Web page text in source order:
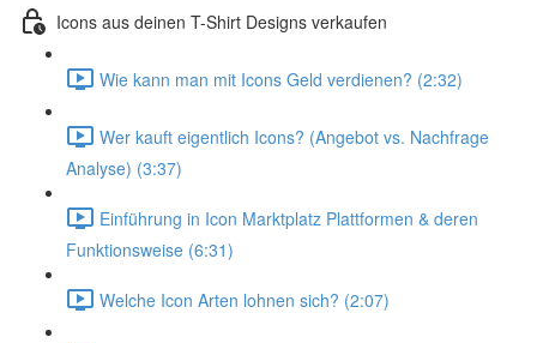
Icons aus deinen T-Shirt Designs verkaufen
Wie kann man mit Icons Geld verdienen? (2:32)
Wer kauft eigentlich Icons? (Angebot vs. Nachfrage
Analyse) (3:37)
Einführung in Icon Marktplatz Plattformen & deren
Funktionsweise (6:31)
Welche Icon Arten lohnen sich? (2:07)